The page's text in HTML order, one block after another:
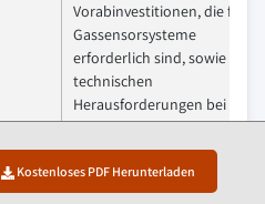
Kostenloses PDF Herunterladen
Vorabinvestitionen, die für
Gassensorsysteme
erforderlich sind, sowie der
technischen
Herausforderungen bei der
Entwicklung und
hochpräziser Sensoren. Dies
schränkt die Akzeptanz
kleinere Unternehmen und